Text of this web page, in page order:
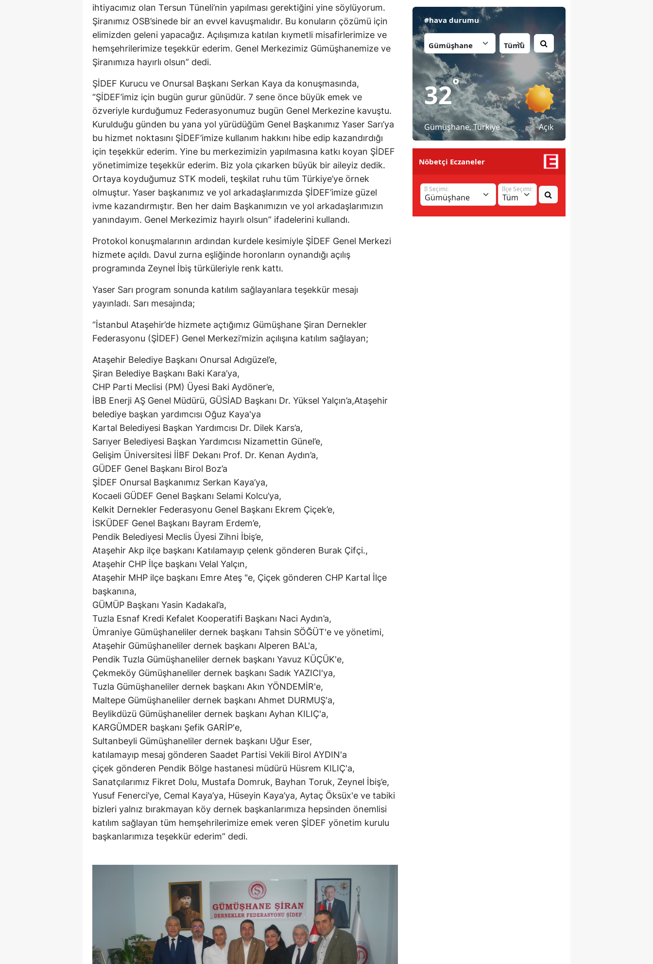
Kırklareli
Kırşehir
Kocaeli
Kütahya
Malatya
Manisa
Kahramanmaraş
Mardin
Muğla
Muş
Niğde
Rize
Samsun
Siirt
Tekirdağ
Yozgat
Yalova
Karabük
Kilis
Osmaniye
ihtiyacımız olan Tersun Tüneli’nin yapılması gerektiğini yine söylüyorum.
Şiranımız OSB’sinede bir an evvel kavuşmalıdır. Bu konuların çözümü için
elimizden geleni yapacağız. Açılışımıza katılan kıymetli misafirlerimize ve
hemşehrilerimize teşekkür ederim. Genel Merkezimiz Gümüşhanemize ve
Şiranımıza hayırlı olsun” dedi.
ŞİDEF Kurucu ve Onursal Başkanı Serkan Kaya da konuşmasında,
“ŞİDEF’imiz için bugün gurur günüdür. 7 sene önce büyük emek ve
özveriyle kurduğumuz Federasyonumuz bugün Genel Merkezine kavuştu.
Kurulduğu günden bu yana yol yürüdüğüm Genel Başkanımız Yaser Sarı’ya
bu hizmet noktasını ŞİDEF’imize kullanım hakkını hibe edip kazandırdığı
için teşekkür ederim. Yine bu merkezimizin yapılmasına katkı koyan ŞİDEF
yönetimimize teşekkür ederim. Biz yola çıkarken büyük bir aileyiz dedik.
Ortaya koyduğumuz STK modeli, teşkilat ruhu tüm Türkiye’ye örnek
olmuştur. Yaser başkanımız ve yol arkadaşlarımızda ŞİDEF’imize güzel
ivme kazandırmıştır. Ben her daim Başkanımızın ve yol arkadaşlarımızın
yanındayım. Genel Merkezimiz hayırlı olsun” ifadelerini kullandı.
Protokol konuşmalarının ardından kurdele kesimiyle ŞİDEF Genel Merkezi
hizmete açıldı. Davul zurna eşliğinde horonların oynandığı açılış
programında Zeynel İbiş türküleriyle renk kattı.
Yaser Sarı program sonunda katılım sağlayanlara teşekkür mesajı
yayınladı. Sarı mesajında;
“İstanbul Ataşehir’de hizmete açtığımız Gümüşhane Şiran Dernekler
Federasyonu (ŞİDEF) Genel Merkezi’mizin açılışına katılım sağlayan;
Ataşehir Belediye Başkanı Onursal Adıgüzel’e,
Şiran Belediye Başkanı Baki Kara’ya,
CHP Parti Meclisi (PM) Üyesi Baki Aydöner’e,
İBB Enerji AŞ Genel Müdürü, GÜSİAD Başkanı Dr. Yüksel Yalçın’a,Ataşehir
belediye başkan yardımcısı Oğuz Kaya'ya
Kartal Belediyesi Başkan Yardımcısı Dr. Dilek Kars’a,
Sarıyer Belediyesi Başkan Yardımcısı Nizamettin Günel’e,
Gelişim Üniversitesi İİBF Dekanı Prof. Dr. Kenan Aydın’a,
GÜDEF Genel Başkanı Birol Boz’a
ŞİDEF Onursal Başkanımız Serkan Kaya’ya,
Kocaeli GÜDEF Genel Başkanı Selami Kolcu’ya,
Kelkit Dernekler Federasyonu Genel Başkanı Ekrem Çiçek’e,
İSKÜDEF Genel Başkanı Bayram Erdem’e,
Pendik Belediyesi Meclis Üyesi Zihni İbiş’e,
Ataşehir Akp ilçe başkanı Katılamayıp çelenk gönderen Burak Çifçi.,
Ataşehir CHP İlçe başkanı Velal Yalçın,
Ataşehir MHP ilçe başkanı Emre Ateş "e, Çiçek gönderen CHP Kartal İlçe
başkanına,
GÜMÜP Başkanı Yasin Kadakal’a,
Tuzla Esnaf Kredi Kefalet Kooperatifi Başkanı Naci Aydın’a,
Ümraniye Gümüşhaneliler dernek başkanı Tahsin SÖĞÜT'e ve yönetimi,
Ataşehir Gümüşhaneliler dernek başkanı Alperen BAL'a,
Pendik Tuzla Gümüşhaneliler dernek başkanı Yavuz KÜÇÜK'e,
Çekmeköy Gümüşhaneliler dernek başkanı Sadık YAZICI'ya,
Tuzla Gümüşhaneliler dernek başkanı Akın YÖNDEMİR'e,
Maltepe Gümüşhaneliler dernek başkanı Ahmet DURMUŞ'a,
Beylikdüzü Gümüşhaneliler dernek başkanı Ayhan KILIÇ'a,
KARGÜMDER başkanı Şefik GARİP'e,
Sultanbeyli Gümüşhaneliler dernek başkanı Uğur Eser,
katılamayıp mesaj gönderen Saadet Partisi Vekili Birol AYDIN'a
çiçek gönderen Pendik Bölge hastanesi müdürü Hüsrem KILIÇ'a,
Sanatçılarımız Fikret Dolu, Mustafa Domruk, Bayhan Toruk, Zeynel İbiş’e,
Yusuf Fenerci’ye, Cemal Kaya’ya, Hüseyin Kaya’ya, Aytaç Öksüx'e ve tabiki
bizleri yalnız bırakmayan köy dernek başkanlarımıza hepsinden önemlisi
katılım sağlayan tüm hemşehrilerimize emek veren ŞİDEF yönetim kurulu
başkanlarımıza teşekkür ederim” dedi.
#hava durumu
32°
Gümüşhane, Türkiye Açık
Nöbetçi Eczaneler
İl Seçimi: İlçe Seçimi: